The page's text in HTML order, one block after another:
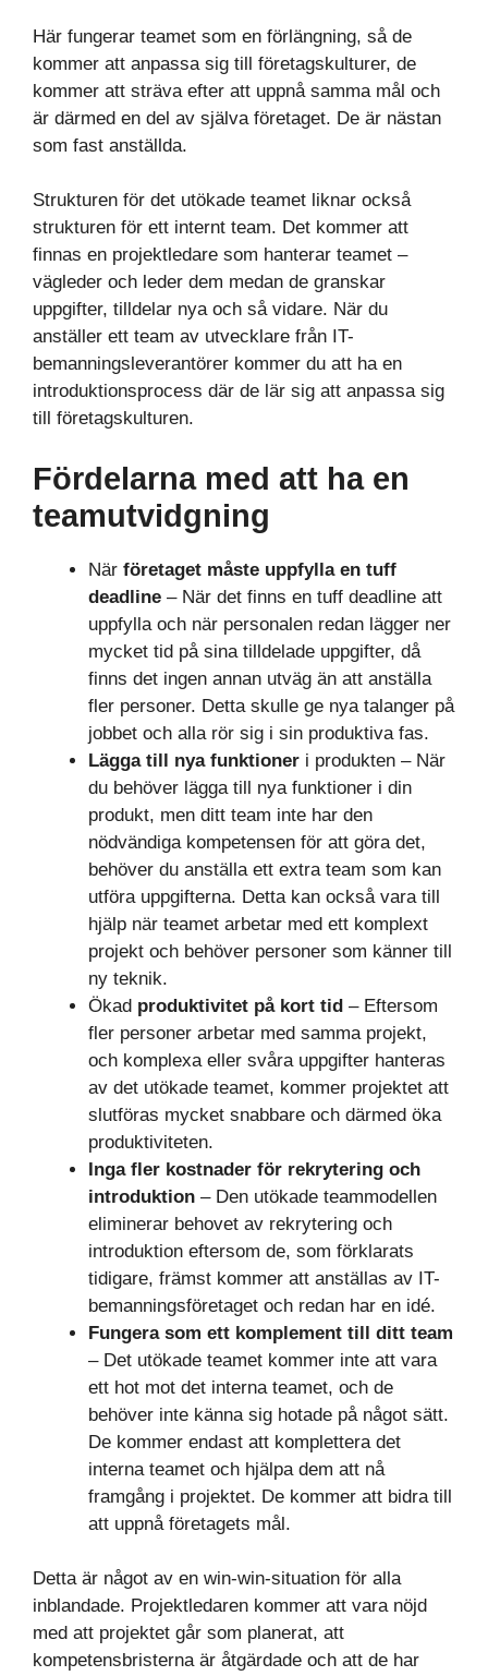
Här fungerar teamet som en förlängning, så de
kommer att anpassa sig till företagskulturer, de
kommer att sträva efter att uppnå samma mål och
är därmed en del av själva företaget. De är nästan
som fast anställda.
Strukturen för det utökade teamet liknar också
strukturen för ett internt team. Det kommer att
finnas en projektledare som hanterar teamet –
vägleder och leder dem medan de granskar
uppgifter, tilldelar nya och så vidare. När du
anställer ett team av utvecklare från IT-
bemanningsleverantörer kommer du att ha en
introduktionsprocess där de lär sig att anpassa sig
till företagskulturen.
Fördelarna med att ha en
teamutvidgning
När företaget måste uppfylla en tuff
deadline – När det finns en tuff deadline att
uppfylla och när personalen redan lägger ner
mycket tid på sina tilldelade uppgifter, då
finns det ingen annan utväg än att anställa
fler personer. Detta skulle ge nya talanger på
jobbet och alla rör sig i sin produktiva fas.
Lägga till nya funktioner i produkten – När
du behöver lägga till nya funktioner i din
produkt, men ditt team inte har den
nödvändiga kompetensen för att göra det,
behöver du anställa ett extra team som kan
utföra uppgifterna. Detta kan också vara till
hjälp när teamet arbetar med ett komplext
projekt och behöver personer som känner till
ny teknik.
Ökad produktivitet på kort tid – Eftersom
fler personer arbetar med samma projekt,
och komplexa eller svåra uppgifter hanteras
av det utökade teamet, kommer projektet att
slutföras mycket snabbare och därmed öka
produktiviteten.
Inga fler kostnader för rekrytering och
introduktion – Den utökade teammodellen
eliminerar behovet av rekrytering och
introduktion eftersom de, som förklarats
tidigare, främst kommer att anställas av IT-
bemanningsföretaget och redan har en idé.
Fungera som ett komplement till ditt team
– Det utökade teamet kommer inte att vara
ett hot mot det interna teamet, och de
behöver inte känna sig hotade på något sätt.
De kommer endast att komplettera det
interna teamet och hjälpa dem att nå
framgång i projektet. De kommer att bidra till
att uppnå företagets mål.
Detta är något av en win-win-situation för alla
inblandade. Projektledaren kommer att vara nöjd
med att projektet går som planerat, att
kompetensbristerna är åtgärdade och att de har